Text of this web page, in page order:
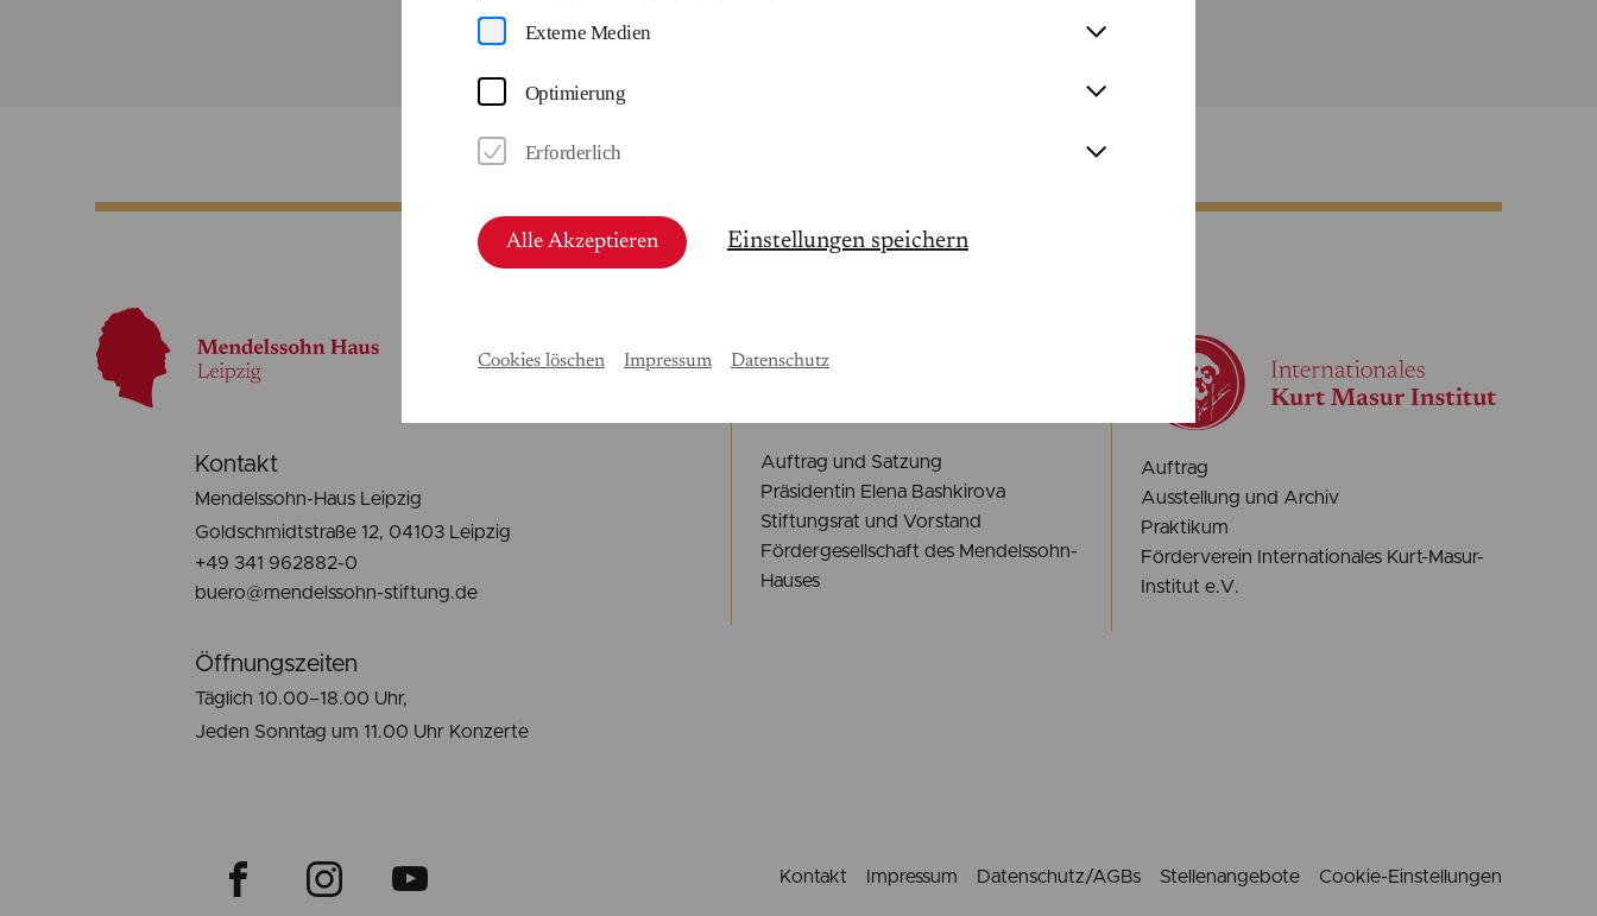
Kontakt
Mendelssohn-Haus Leipzig
Goldschmidtstraße 12, 04103 Leipzig
+49 341 962882-0
buero@mendelssohn-stiftung.de
Öffnungszeiten
Täglich 10.00–18.00 Uhr,
Jeden Sonntag um 11.00 Uhr Konzerte
Auftrag und Satzung
Präsidentin Elena Bashkirova
Stiftungsrat und Vorstand
Fördergesellschaft des Mendelssohn-
Hauses
Auftrag
Ausstellung und Archiv
Praktikum
Förderverein Internationales Kurt-Masur-
Institut e.V.
Kontakt Impressum Datenschutz/AGBs Stellenangebote Cookie-Einstellungen
Externe Medien
Optimierung
Erforderlich
Alle Akzeptieren Einstellungen speichern
Cookies löschen Impressum Datenschutz